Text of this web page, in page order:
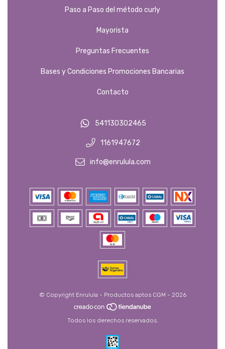
Paso a Paso del método curly
Mayorista
Preguntas Frecuentes
Bases y Condiciones Promociones Bancarias
Contacto
541130302465
1161947672
info@enrulula.com
© Copyright Enrulula - Productos aptos CGM - 2026
Todos los derechos reservados.